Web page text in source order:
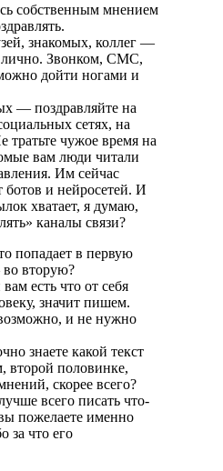
собственным мнением
знакомых, коллег —
лично. Звонком, СМС,
дойти ногами и
— поздравляйте на
сетях, на
тратьте чужое время на
вам люди читали
Им сейчас
ботов и нейросетей. И
хватает, я думаю,
каналы связи?
попадает в первую
вторую?
есть что от себя
значит пишем.
и не нужно
знаете какой текст
второй половинке,
скорее всего?
всего писать что-
пожелаете именно
за что его